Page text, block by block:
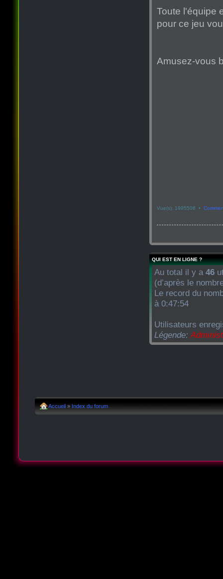
Toute l'équipe
pour ce jeu
Amusez-vous
Vue(s): 1995508 •
QUI EST EN LIGNE ?
Au total il y a 46
(d’après le
Le record du
à 0:47:54
Utilisateurs
Légende:
Accueil » Index du forum